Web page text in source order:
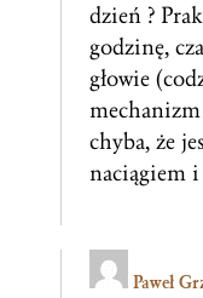
dzień ?
godzinę,
głowie
chyba, że
naciągiem
Paweł